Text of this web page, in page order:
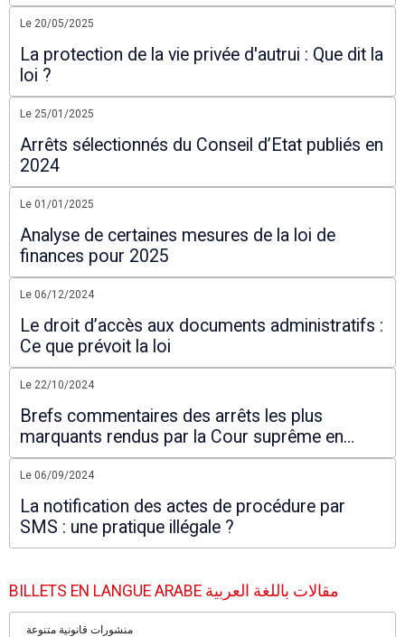
Le 20/05/2025
La protection de la vie privée d'autrui : Que dit la
loi ?
Le 25/01/2025
Arrêts sélectionnés du Conseil d’Etat publiés en
2024
Le 01/01/2025
Analyse de certaines mesures de la loi de
finances pour 2025
Le 06/12/2024
Le droit d’accès aux documents administratifs :
Ce que prévoit la loi
Le 22/10/2024
Brefs commentaires des arrêts les plus
marquants rendus par la Cour suprême en
2024
Le 06/09/2024
La notification des actes de procédure par
SMS : une pratique illégale ?
BILLETS EN LANGUE ARABE مقالات باللغة العربية
منشورات قانونية متنوعة